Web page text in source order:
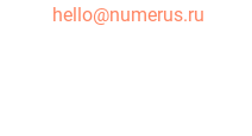
hello@numerus.ru